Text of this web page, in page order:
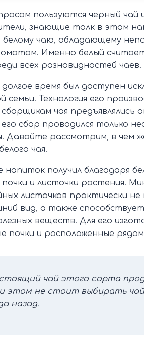
пользуются черный чай
знающие толк в этом
белому чаю, обладающему
Именно белый
всех разновидностей чаев.
время был доступен
семьи. Технология его
сборщикам чая предъявлялись
сбор проводился только
Давайте рассмотрим, в чем
чая.
напиток получил благодаря
и листочки растения.
листочков практически
вид, а также
веществ. Для его
почки и расположенные
чай этого сорта
этом не стоит выбирать
назад.